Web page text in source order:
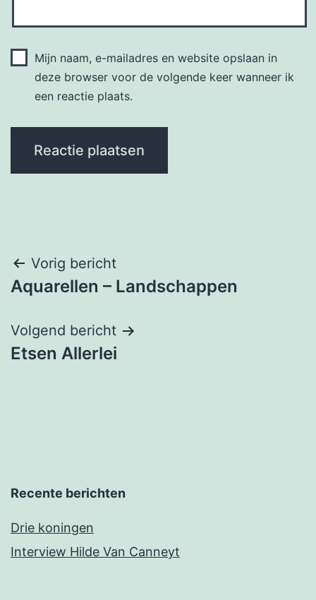
Mijn naam, e-mailadres en website opslaan in
deze browser voor de volgende keer wanneer ik
een reactie plaats.
Berichtnavigatie
Vorig bericht
Aquarellen – Landschappen
Volgend bericht
Etsen Allerlei
Recente berichten
Drie koningen
Interview Hilde Van Canneyt